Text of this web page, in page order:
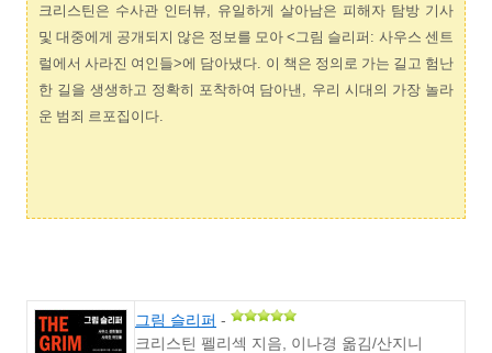
크리스틴은 수사관 인터뷰
유일하게 살아남은 피해자 탐방 기사
및 대중에게 공개되지 않은 정보를 모아 < 그림 슬리퍼 : 사우스 센트
럴에서 사라진 여인들>에 담아냈다 이 책은 정의로 가는 길고 험난
한 길을 생생하고 정확히 포착하여 담아낸
우리 시대의 가장 놀라
운 범죄 르포집이다
그림 슬리퍼 -
크리스틴 펠리섹 지음, 이나경 옮김/산지니